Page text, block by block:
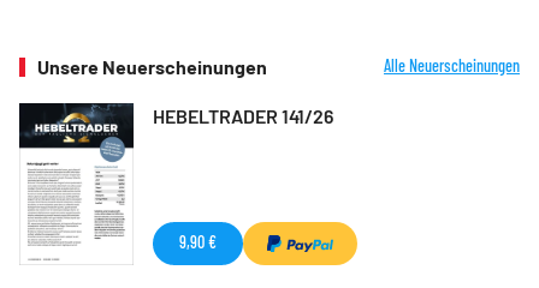
Unsere Neuerscheinungen Alle Neuerscheinungen
HEBELTRADER 141/26
9,90 €